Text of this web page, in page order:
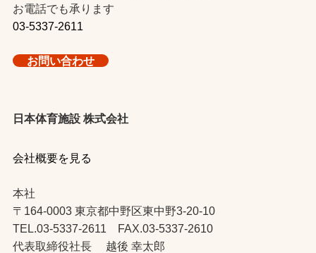
お電話でも承ります
03-5337-2611
お問い合わせ
日本体育施設 株式会社
会社概要を見る
本社
〒164-0003 東京都中野区東中野3-20-10
TEL.03-5337-2611 FAX.03-5337-2610
代表取締役社長 越後 幸太郎